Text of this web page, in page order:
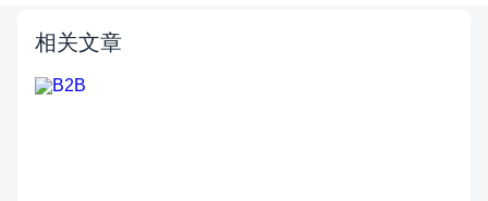
相关文章